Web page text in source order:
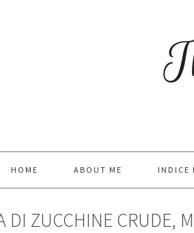
HOME ABOUT ME INDICE
DI ZUCCHINE CRUDE,